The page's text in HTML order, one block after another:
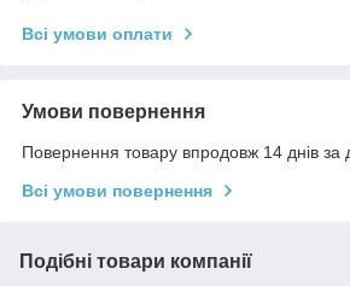
Всі умови оплати
Умови повернення
Повернення товару впродовж 14 днів за
Всі умови повернення
Подібні товари компанії